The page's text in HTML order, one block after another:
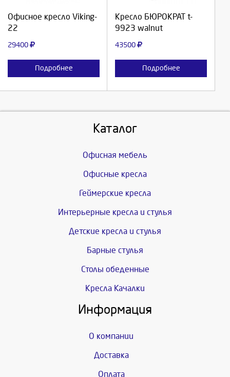
Офисное кресло Viking-
22
29400
Подробнее
Кресло БЮРОКРАТ t-
9923 walnut
43500
Подробнее
Отмена
Каталог
Офисная мебель
Офисные кресла
Геймерские кресла
Интерьерные кресла и стулья
Детские кресла и стулья
Барные стулья
Столы обеденные
Кресла Качалки
Информация
О компании
Доставка
Оплата